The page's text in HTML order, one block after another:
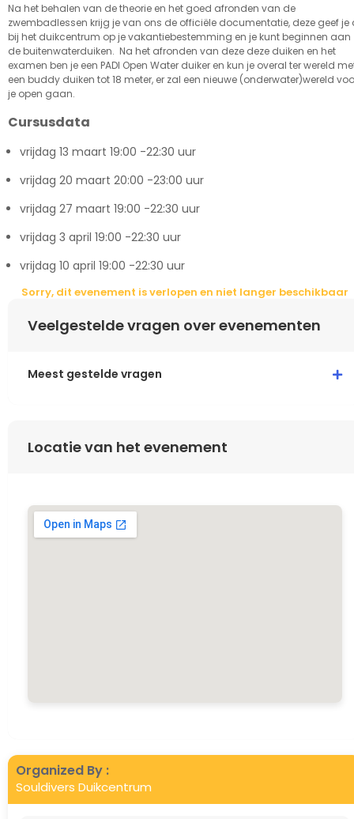
Na het behalen van de theorie en het goed afronden van de
zwembadlessen krijg je van ons de officiële documentatie, deze geef je
bij het duikcentrum op je vakantiebestemming en je kunt beginnen aan
de buitenwaterduiken. Na het afronden van deze deze duiken en het
examen ben je een PADI Open Water duiker en kun je overal ter wereld
een buddy duiken tot 18 meter, er zal een nieuwe (onderwater)wereld
je open gaan.
Cursusdata
vrijdag 13 maart 19:00 -22:30 uur
vrijdag 20 maart 20:00 -23:00 uur
vrijdag 27 maart 19:00 -22:30 uur
vrijdag 3 april 19:00 -22:30 uur
vrijdag 10 april 19:00 -22:30 uur
Sorry, dit evenement is verlopen en niet langer beschikbaar
Veelgestelde vragen over evenementen
Meest gestelde vragen
Locatie van het evenement
Organized By :
Souldivers Duikcentrum